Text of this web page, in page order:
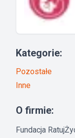
Kategorie:
Pozostałe
Inne
O firmie:
Fundacja